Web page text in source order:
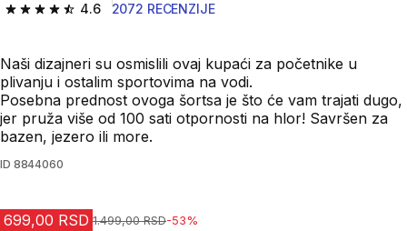
4.6
4.6 od 5 zvezdica from 2072 Recenzije
2072 RECENZIJE
Naši dizajneri su osmislili ovaj kupaći za početnike u
plivanju i ostalim sportovima na vodi.
Posebna prednost ovoga šortsa je što će vam trajati dugo,
jer pruža više od 100 sati otpornosti na hlor! Savršen za
bazen, jezero ili more.
ID 8844060
699,00 RSD Cena pre sniženja
1.499,00 RSD-53%